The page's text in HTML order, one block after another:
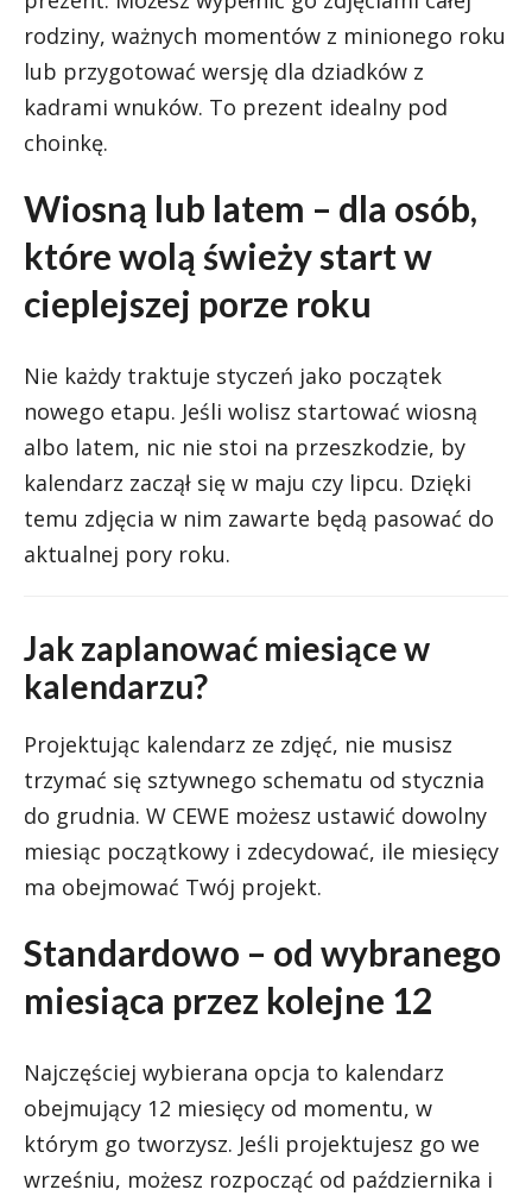
rodziny, ważnych momentów z minionego roku
lub przygotować wersję dla dziadków z
kadrami wnuków. To prezent idealny pod
choinkę.
Wiosną lub latem – dla osób,
które wolą świeży start w
cieplejszej porze roku
Nie każdy traktuje styczeń jako początek
nowego etapu. Jeśli wolisz startować wiosną
albo latem, nic nie stoi na przeszkodzie, by
kalendarz zaczął się w maju czy lipcu. Dzięki
temu zdjęcia w nim zawarte będą pasować do
aktualnej pory roku.
Jak zaplanować miesiące w
kalendarzu?
Projektując kalendarz ze zdjęć, nie musisz
trzymać się sztywnego schematu od stycznia
do grudnia. W CEWE możesz ustawić dowolny
miesiąc początkowy i zdecydować, ile miesięcy
ma obejmować Twój projekt.
Standardowo – od wybranego
miesiąca przez kolejne 12
Najczęściej wybierana opcja to kalendarz
obejmujący 12 miesięcy od momentu, w
którym go tworzysz. Jeśli projektujesz go we
wrześniu, możesz rozpocząć od października i